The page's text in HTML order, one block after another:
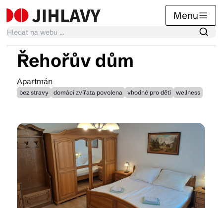
Menu
Kalendář akcí
Články
Suvenýry
Řehořův dům
Apartmán
bez stravy domácí zvířata povolena vhodné pro děti wellness